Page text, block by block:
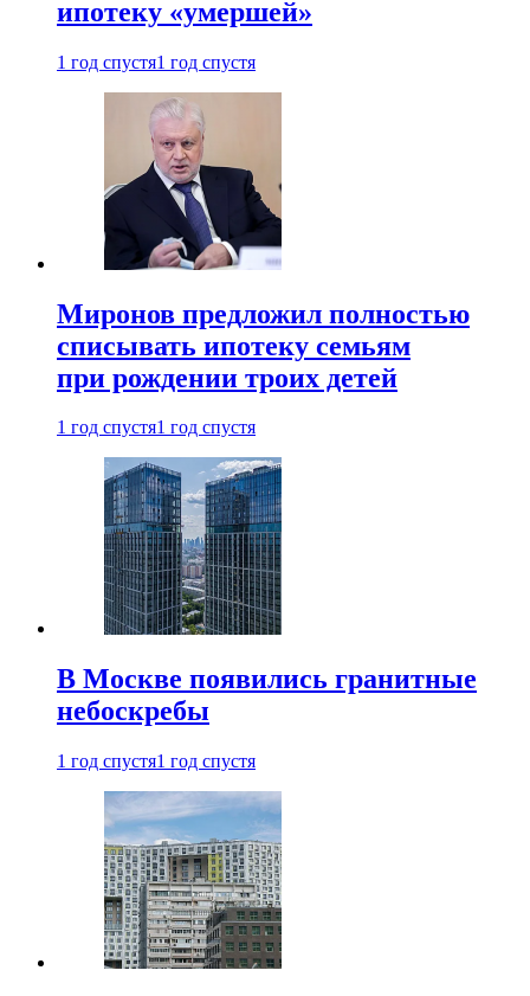
ипотеку «умершей»
1 год спустя1 год спустя
Миронов предложил полностью
списывать ипотеку семьям
при рождении троих детей
1 год спустя1 год спустя
В Москве появились гранитные
небоскребы
1 год спустя1 год спустя